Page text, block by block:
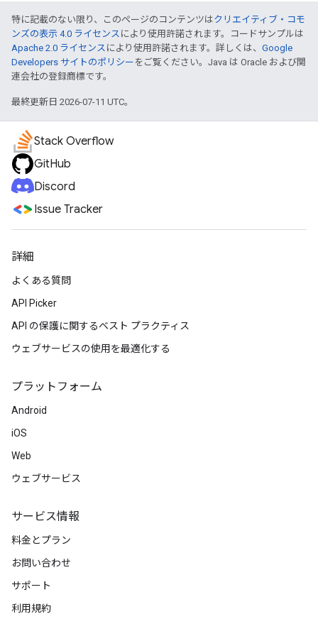
"placeId": "ChIJaUpThGlNFmsRMHWxoH7EOsc" ,
},
{
"location":
{
"latitude"
"placeId":
},
{
"location"
"placeId"
},
"location"
"location"
"placeId": "ChIJaUpThGlNFmsRMHWxoH7EOsc"
{
"placeId"
},
{
{
"placeId"
},
"location"
特に記載のない限り、このページのコンテンツはクリエイティブ・コモ
ンズの表示 4.0 ライセンス により使用許諾されます。コードサンプルは
Apache 2.0 ライセンス により使用許諾されます。詳しくは、 Google
Developers サイトのポリシー をご覧ください。Java は Oracle および関
連会社の登録商標です。
最終更新日 2026-07-11 UTC。
Stack Overflow
GitHub
Discord
Issue Tracker
詳細
よくある質問
API Picker
API の保護に関するベスト プラクティス
ウェブサービスの使用を最適化する
プラットフォーム
Android
iOS
Web
ウェブサービス
サービス情報
料金とプラン
お問い合わせ
サポート
利用規約